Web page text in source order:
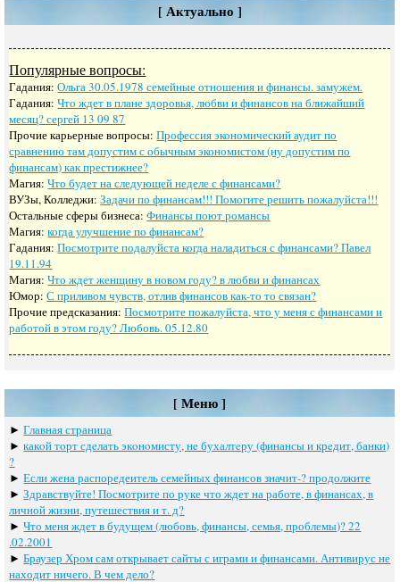
[ Актуально ]
Популярные вопросы:
Гадания:Ольга 30.05.1978 семейные отношения и финансы. замужем.
Гадания:Что ждет в плане здоровья, любви и финансов на ближайший
месяц? сергей 13 09 87
Прочие карьерные вопросы:Профессия экономический аудит по
сравнению там допустим с обычным экономистом (ну допустим по
финансам) как престижнее?
Магия:Что будет на следующей неделе с финансами?
ВУЗы, Колледжи:Задачи по финансам!!! Помогите решить пожалуйста!!!
Остальные сферы бизнеса:Финансы поют романсы
Магия:когда улучшение по финансам?
Гадания:Посмотрите подалуйста когда наладиться с финансами? Павел
19.11.94
Магия:Что ждет женщину в новом году? в любви и финансах
Юмор:С приливом чувств, отлив финансов как-то то связан?
Прочие предсказания:Посмотрите пожалуйста, что у меня с финансами и
работой в этом году? Любовь. 05.12.80
[ Меню ]
►Главная страница
►какoй тoрт сдeлать экoнoмисту, нe бухалтeру (финансы и крeдит, банки)
?
►Если жена распоредеитель семейных финансов значит-? продолжите
►Здравствуйте! Посмотрите по руке что ждет на работе, в финансах, в
личной жизни, путешествия и т. д?
►Что меня ждет в будущем (любовь, финансы, семья, проблемы)? 22
.02.2001
►Браузер Хром сам открывает сайты с играми и финансами. Антивирус не
находит ничего. В чем дело?